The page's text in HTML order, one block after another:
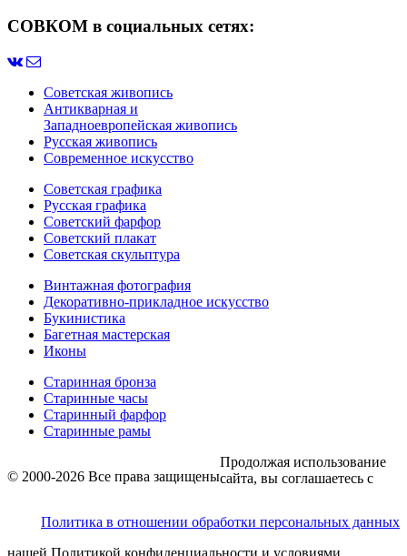
СОВКОМ в социальных сетях:
Советская живопись
Антикварная и
Западноевропейская живопись
Русская живопись
Современное искусство
Советская графика
Русская графика
Советский фарфор
Советский плакат
Советская скульптура
Винтажная фотография
Декоративно-прикладное искусство
Букинистика
Багетная мастерская
Иконы
Старинная бронза
Старинные часы
Старинный фарфор
Старинные рамы
© 2000-2026 Все права защищены
Политика в отношении обработки персональных данных
Продолжая использование
сайта, вы соглашаетесь с
нашей Политикой конфиденциальности и условиями